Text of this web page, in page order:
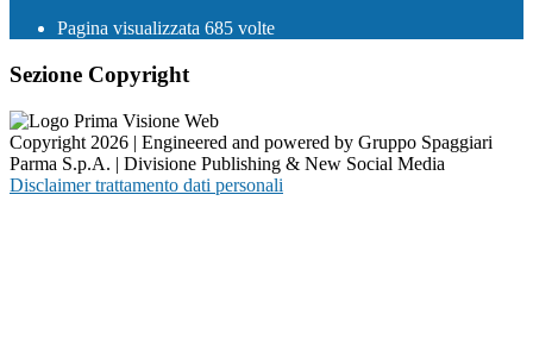
Pagina visualizzata 685 volte
Sezione Copyright
Copyright 2026 | Engineered and powered by Gruppo Spaggiari
Parma S.p.A. | Divisione Publishing & New Social Media
Disclaimer trattamento dati personali